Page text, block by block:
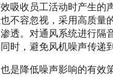
吸收员工活动时产生的
不容忽视，采用高质量
透。对通风系统进行隔
时，避免风机噪声传递
是降低噪声影响的有效